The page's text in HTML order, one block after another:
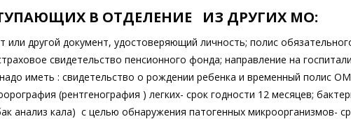
В ОТДЕЛЕНИЕ ИЗ ДРУГИХ МО:
или другой документ, удостоверяющий личность; полис
свидетельство пенсионного фонда; направление на
иметь : свидетельство о рождении ребенка и временный полис
(рентгенография ) легких- срок годности 12 месяцев;
анализ кала) с целью обнаружения патогенных микроорганизмов-